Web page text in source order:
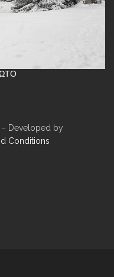
Developed by
Conditions